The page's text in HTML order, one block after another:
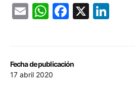
Fecha de publicación
17 abril 2020
EmailWhatsApp
Facebook
X